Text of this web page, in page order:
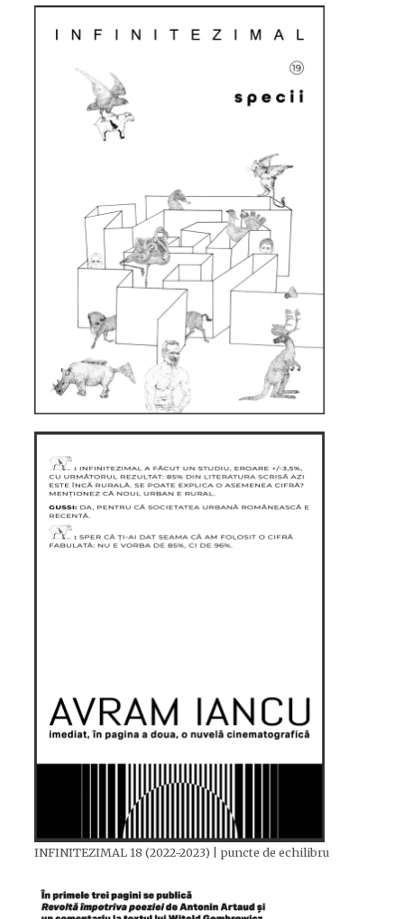
INFINITEZIMAL 18 (2022-2023) | puncte de echilibru